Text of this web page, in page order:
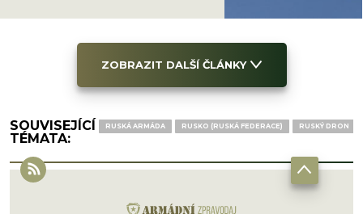
ZOBRAZIT DALŠÍ ČLÁNKY
SOUVISEJÍCÍ
TÉMATA:
RUSKÁ ARMÁDA RUSKO (RUSKÁ FEDERACE) RUSKÝ DRON